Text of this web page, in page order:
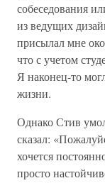
собеседования
из ведущих
присылал мне
что с учетом
Я наконец-то
жизни.
Однако Стив
сказал:
хочется
просто